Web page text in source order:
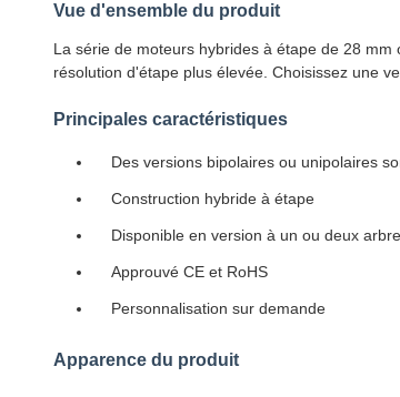
Vue d'ensemble du produit
La série de moteurs hybrides à étape de 28
résolution d'étape plus élevée. Choisissez une
Principales caractéristiques
Des versions bipolaires ou unipolaires
Construction hybride à étape
Disponible en version à un ou deux
Approuvé CE et RoHS
Personnalisation sur demande
Apparence du produit